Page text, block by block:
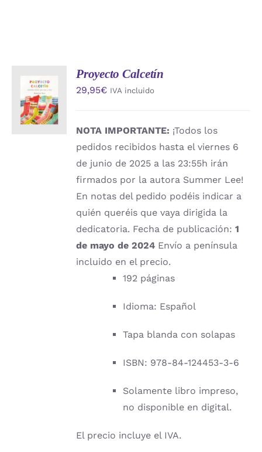
AÑADIR
AL
CARRITO
/
DETALLES
Proyecto Calcetín
29,95€ IVA incluido
NOTA IMPORTANTE: ¡Todos los
pedidos recibidos hasta el viernes 6
de junio de 2025 a las 23:55h irán
firmados por la autora Summer Lee!
En notas del pedido podéis indicar a
quién queréis que vaya dirigida la
dedicatoria. Fecha de publicación:1
de mayo de 2024 Envío a península
incluido en el precio.
192 páginas
Idioma: Español
Tapa blanda con solapas
ISBN: 978-84-124453-3-6
Solamente libro impreso,
no disponible en digital.
El precio incluye el IVA.